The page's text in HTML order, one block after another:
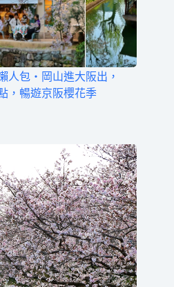
人包‧岡山進大阪出，
，暢遊京阪櫻花季